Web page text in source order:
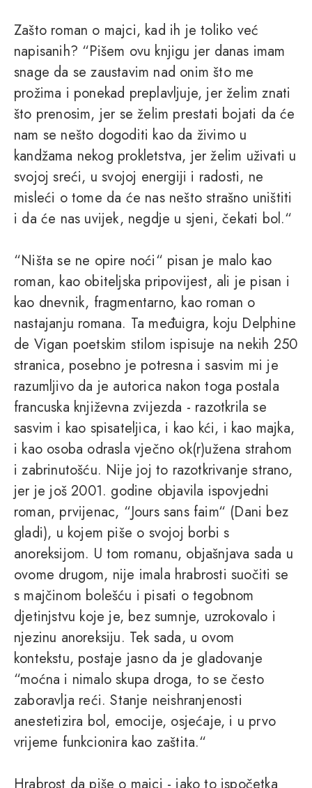
Zašto roman o majci, kad ih je toliko već
napisanih? “Pišem ovu knjigu jer danas imam
snage da se zaustavim nad onim što me
prožima i ponekad preplavljuje, jer želim znati
što prenosim, jer se želim prestati bojati da će
nam se nešto dogoditi kao da živimo u
kandžama nekog prokletstva, jer želim uživati u
svojoj sreći, u svojoj energiji i radosti, ne
misleći o tome da će nas nešto strašno uništiti
i da će nas uvijek, negdje u sjeni, čekati bol.“
“Ništa se ne opire noći“ pisan je malo kao
roman, kao obiteljska pripovijest, ali je pisan i
kao dnevnik, fragmentarno, kao roman o
nastajanju romana. Ta međuigra, koju Delphine
de Vigan poetskim stilom ispisuje na nekih 250
stranica, posebno je potresna i sasvim mi je
razumljivo da je autorica nakon toga postala
francuska književna zvijezda - razotkrila se
sasvim i kao spisateljica, i kao kći, i kao majka,
i kao osoba odrasla vječno ok(r)užena strahom
i zabrinutošću. Nije joj to razotkrivanje strano,
jer je još 2001. godine objavila ispovjedni
roman, prvijenac, “Jours sans faim“ (Dani bez
gladi), u kojem piše o svojoj borbi s
anoreksijom. U tom romanu, objašnjava sada u
ovome drugom, nije imala hrabrosti suočiti se
s majčinom bolešću i pisati o tegobnom
djetinjstvu koje je, bez sumnje, uzrokovalo i
njezinu anoreksiju. Tek sada, u ovom
kontekstu, postaje jasno da je gladovanje
“moćna i nimalo skupa droga, to se često
zaboravlja reći. Stanje neishranjenosti
anestetizira bol, emocije, osjećaje, i u prvo
vrijeme funkcionira kao zaštita.“